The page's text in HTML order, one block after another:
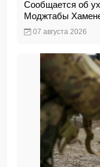
Сообщается об
Моджтабы
07 августа 2026